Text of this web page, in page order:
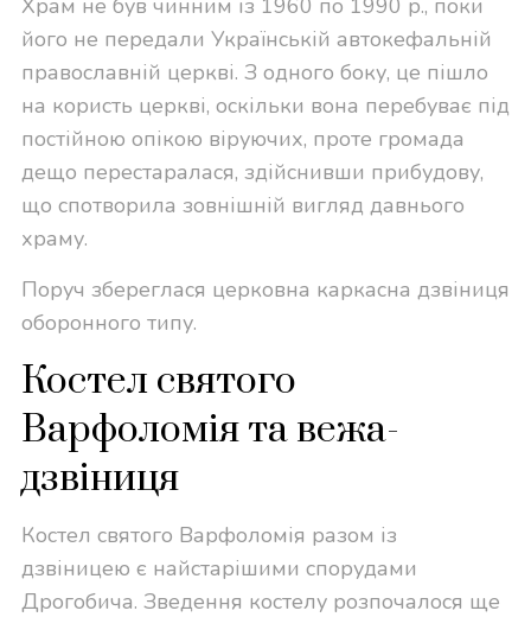
Храм не був чинним із 1960 по 1990 р., поки
його не передали Українській автокефальній
православній церкві. З одного боку, це пішло
на користь церкві, оскільки вона перебуває під
постійною опікою віруючих, проте громада
дещо перестаралася, здійснивши прибудову,
що спотворила зовнішній вигляд давнього
храму.
Поруч збереглася церковна каркасна дзвіниця
оборонного типу.
Костел святого
Варфоломія та вежа-
дзвіниця
Костел святого Варфоломія разом із
дзвіницею є найстарішими спорудами
Дрогобича. Зведення костелу розпочалося ще